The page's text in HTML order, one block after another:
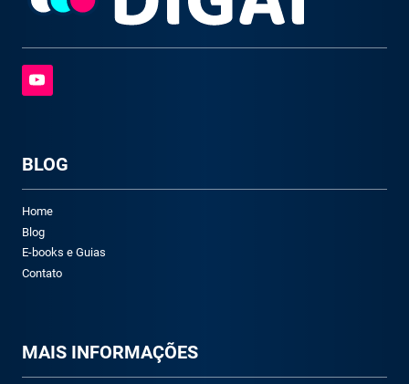
BLOG
Home
Blog
E-books e Guias
Contato
MAIS INFORMAÇÕES